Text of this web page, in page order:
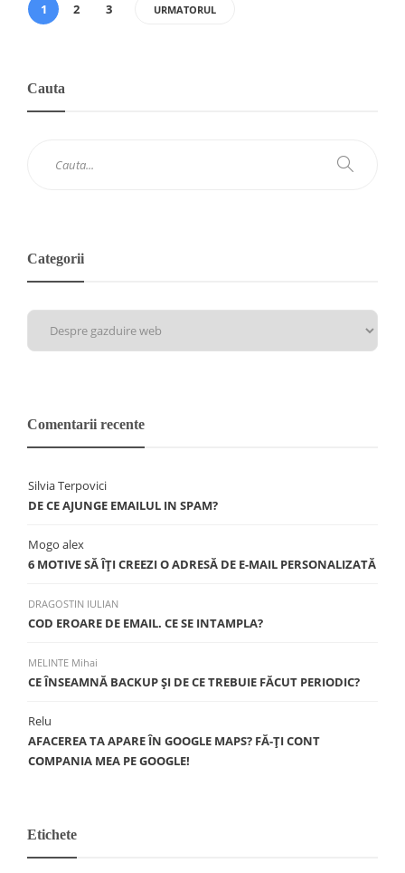
1 2 3 URMATORUL
Cauta
Categorii
Comentarii recente
Silvia Terpovici
DE CE AJUNGE EMAILUL IN SPAM?
Mogo alex
6 MOTIVE SĂ ÎŢI CREEZI O ADRESĂ DE E-MAIL PERSONALIZATĂ
DRAGOSTIN IULIAN
COD EROARE DE EMAIL. CE SE INTAMPLA?
MELINTE Mihai
CE ÎNSEAMNĂ BACKUP ŞI DE CE TREBUIE FĂCUT PERIODIC?
Relu
AFACEREA TA APARE ÎN GOOGLE MAPS? FĂ-ȚI CONT
COMPANIA MEA PE GOOGLE!
Etichete